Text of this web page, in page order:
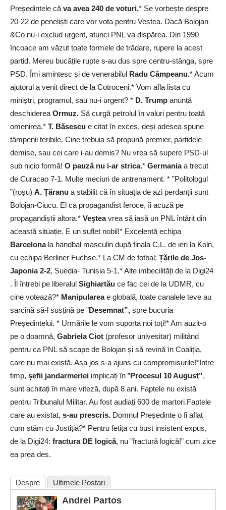
Președintele că va avea 240 de voturi.* Se vorbește despre
20-22 de peneliști care vor vota pentru Veștea. Dacă Bolojan
&Co nu-i exclud urgent, atunci PNL va dispărea. Din 1990
încoace am văzut toate formele de trădare, rupere la acest
partid. Mereu bucățile rupte s-au dus spre centru-stânga, spre
PSD. Îmi amintesc și de venerabilul Radu Câmpeanu.* Acum
ajutorul a venit direct de la Cotroceni.* Vom afla lista cu
miniștri, programul, sau nu-i urgent? * D. Trump anunță
deschiderea Ormuz. Să curgă petrolul în valuri pentru toată
omenirea.* T. Băsescu e citat în exces, deși adesea spune
tâmpenii teribile. Cine trebuia să propună premier, partidele
demise, sau cei care i-au demis? Nu vrea să supere PSD-ul
sub nicio formă! O pauză nu i-ar strica.* Germaniaa trecut
de Curacao 7-1. Multe meciuri de antrenament. * ”Politologul
”(roșu) A. Țăranu a stabilit că în situația de azi perdanții sunt
Bolojan-Ciucu. El ca propagandist feroce, îi acuză pe
propagandiștii altora.* Veșteavrea să iasă un PNL întărit din
această situație. E un suflet nobil!* Excelentă echipa
Barcelonala handbal masculin după finala C.L. de ieri la Koln,
cu echipa Berliner Fuchse.* La CM de fotbal: Țările de Jos-
Japonia 2-2, Suedia- Tunisia 5-1.* Alte imbecilități de la Digi24
. Îl întrebi pe liberalul Sighiartău ce fac cei de la UDMR, cu
cine votează?* Manipulareae globală, toate canalele teve au
sarcină să-l susțină pe ”Desemnat”, spre bucuria
Președintelui. * Urmările le vom suporta noi toți!* Am auzit-o
pe o doamnă, Gabriela Ciot (profesor univesitar) militând
pentru ca PNL să scape de Bolojan și să revină în Coaliția,
care nu mai există. Așa jos s-a ajuns cu compromisurile!*Intre
timp, șefii jandarmeriei implicați în ”Procesul 10 August”,
sunt achitați în mare viteză, după 8 ani. Faptele nu există
pentru Tribunalul Militar. Au fost audiați 600 de martori.Faptele
care au existat, s-au prescris. Domnul Președinte o fi aflat
cum stăm cu Justiția?* Pentru fetița cu bust insistent expus,
de la Digi24: fractura DE logică, nu ”fractură logică!” cum zice
ea prea des.
Despre Ultimele Postari
Andrei Partos